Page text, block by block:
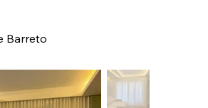
Barreto